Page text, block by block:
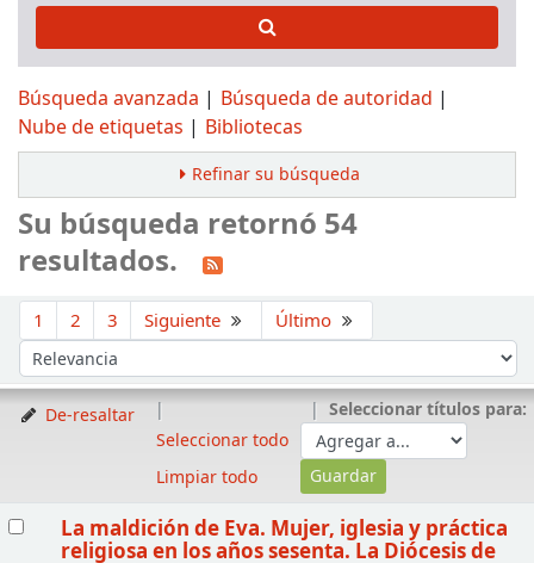
Búsqueda avanzada
Búsqueda de autoridad
Nube de etiquetas
Bibliotecas
Refinar su búsqueda
Su búsqueda retornó 54
resultados.
1 2 3 Siguiente Último
Ordenar por:
De-resaltar
Seleccionar todo
Limpiar todo
Seleccionar títulos para:
La maldición de Eva. Mujer, iglesia y práctica
religiosa en los años sesenta. La Diócesis de